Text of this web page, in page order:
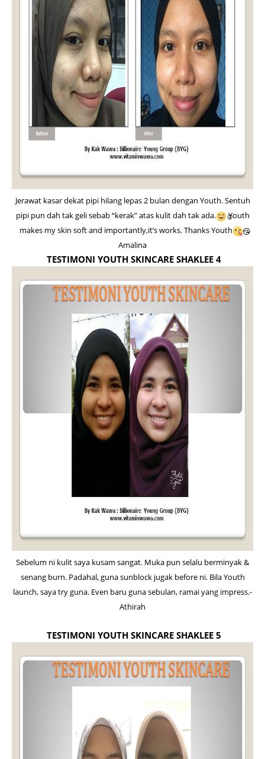
Jerawat kasar dekat pipi hilang lepas 2 bulan dengan Youth. Sentuh
pipi pun dah tak geli sebab “kerak” atas kulit dah tak ada.
☺️
Youth
makes my skin soft and importantly,it’s works. Thanks Youth
😘
-
Amalina
TESTIMONI YOUTH SKINCARE SHAKLEE 4
Sebelum ni kulit saya kusam sangat. Muka pun selalu berminyak &
senang burn. Padahal, guna sunblock jugak before ni. Bila Youth
launch, saya try guna. Even baru guna sebulan, ramai yang impress.-
Athirah
TESTIMONI YOUTH SKINCARE SHAKLEE 5